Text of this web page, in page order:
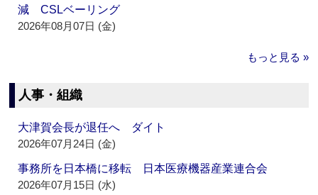
減 CSLベーリング
2026年08月07日 (金)
もっと見る »
人事・組織
大津賀会長が退任へ ダイト
2026年07月24日 (金)
事務所を日本橋に移転 日本医療機器産業連合会
2026年07月15日 (水)